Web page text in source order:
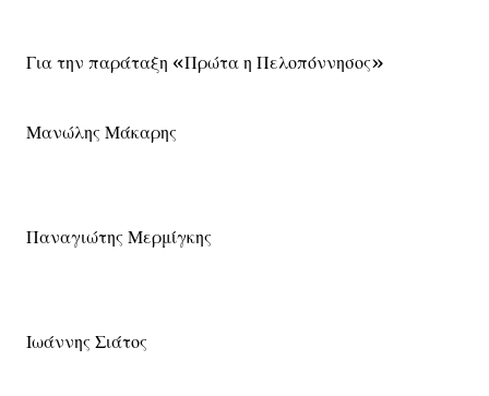
Για την παράταξη «Πρώτα η Πελοπόννησος»
Μανώλης Μάκαρης
Παναγιώτης Μερμίγκης
Ιωάννης Σιάτος